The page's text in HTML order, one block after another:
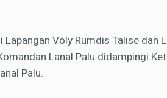
Voly Rumdis Talise dan
Lanal Palu didampingi
Palu.